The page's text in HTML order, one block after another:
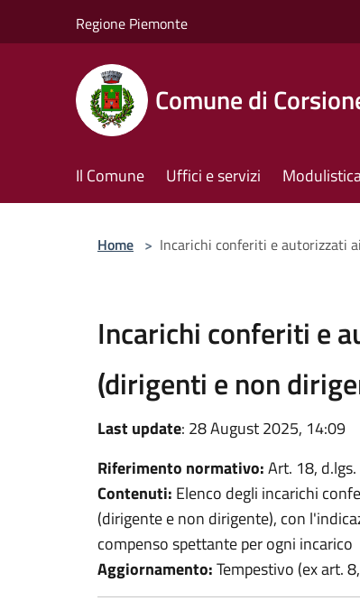
Regione Piemonte
Comune di
Il Comune Uffici e servizi
Home > Incarichi conferiti e autorizzati
Incarichi conferiti e
(dirigenti e non
Last update: 28 August 2025, 14:09
Riferimento normativo:Art. 18,
Contenuti: Elenco degli incarichi
(dirigente e non dirigente), con
compenso spettante per ogni incarico
Aggiornamento:Tempestivo (ex art.